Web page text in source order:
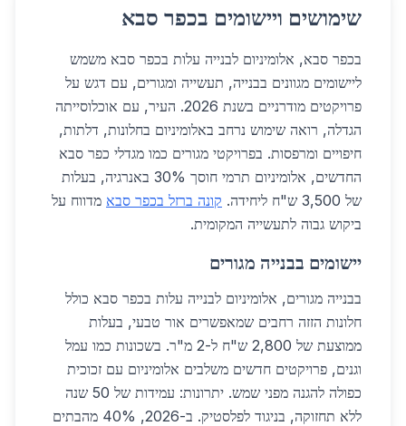
שימושים ויישומים בכפר סבא
בכפר סבא, אלומיניום לבנייה עלות בכפר סבא משמש
ליישומים מגוונים בבנייה, תעשייה ומגורים, עם דגש על
פרויקטים מודרניים בשנת 2026. העיר, עם אוכלוסייתה
הגדלה, רואה שימוש נרחב באלומיניום בחלונות, דלתות,
חיפויים ומרפסות. בפרויקטי מגורים כמו מגדלי כפר סבא
החדשים, אלומיניום תרמי חוסך 30% באנרגיה, בעלות
של 3,500 ש"ח ליחידה.
קונה ברזל בכפר סבא מדווח על
ביקוש גבוה לתעשייה המקומית.
יישומים בבנייה מגורים
בבנייה מגורים, אלומיניום לבנייה עלות בכפר סבא כולל
חלונות הזזה רחבים שמאפשרים אור טבעי, בעלות
ממוצעת של 2,800 ש"ח ל-2 מ"ר. בשכונות כמו עמל
וגנים, פרויקטים חדשים משלבים אלומיניום עם זכוכית
כפולה להגנה מפני שמש. יתרונות: עמידות של 50 שנה
ללא תחזוקה, בניגוד לפלסטיק. ב-2026, 40% מהבתים